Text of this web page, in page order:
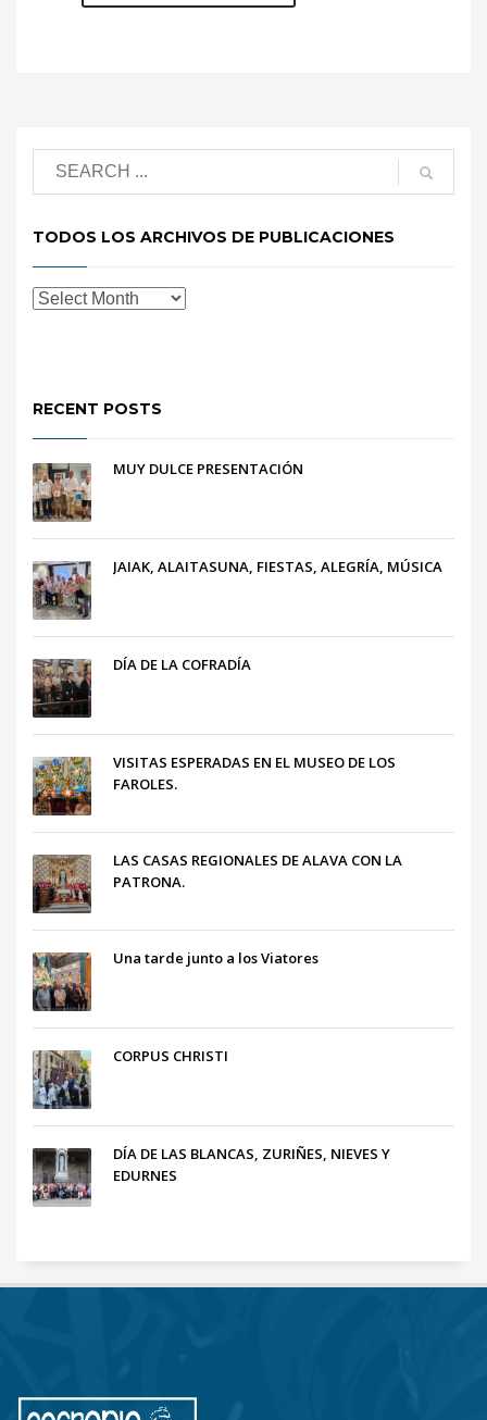
TODOS LOS ARCHIVOS DE PUBLICACIONES
RECENT POSTS
MUY DULCE PRESENTACIÓN
JAIAK, ALAITASUNA, FIESTAS, ALEGRÍA, MÚSICA
DÍA DE LA COFRADÍA
VISITAS ESPERADAS EN EL MUSEO DE LOS
FAROLES.
LAS CASAS REGIONALES DE ALAVA CON LA
PATRONA.
Una tarde junto a los Viatores
CORPUS CHRISTI
DÍA DE LAS BLANCAS, ZURIÑES, NIEVES Y
EDURNES